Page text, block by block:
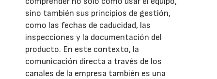
sino también sus principios de gestión,
como las fechas de caducidad, las
inspecciones y la documentación del
producto. En este contexto, la
comunicación directa a través de los
canales de la empresa también es una